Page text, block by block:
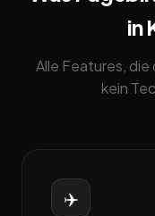
in
Alle Features, die
kein
✈️